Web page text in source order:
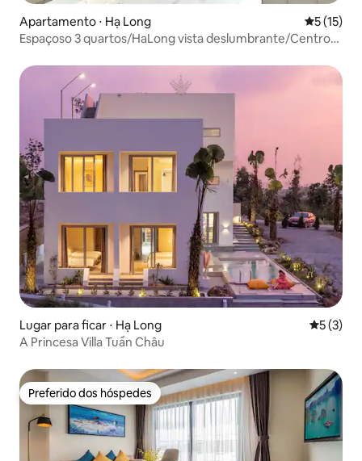
Apartamento ⋅ Hạ Long 5 de uma
5 (15)
Espaçoso 3 quartos/HaLong vista deslumbrante/Centro/1
Lugar para ficar ⋅ Hạ Long 5 de
5 (3)
A Princesa Villa Tuần Châu
Preferido dos hóspedes
Preferido dos hóspedes